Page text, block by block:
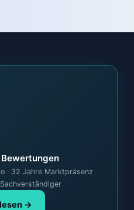
· 32 Jahre Marktpräsenz
→